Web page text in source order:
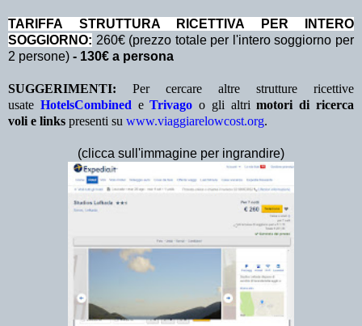
TA RIFFA STRUTTURA RICETTIVA PER INTERO
SOGGIORNO: 260€ (prezzo totale per l'intero soggiorno per
2 persone) - 130€ a persona
SUGGERIMENTI: Per cercare altre strutture ricettive
usate HotelsCombined eTrivago o gli altrimotori di ricerca
voli e links presenti su www.viaggiarelowcost.org.
(clicca sull'immagine per ingrandire)